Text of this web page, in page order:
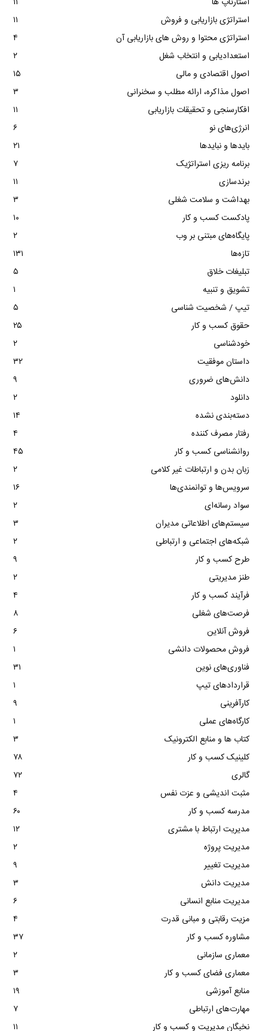
استراتژی بازاریابی و فروش
۱۱
استراتژی محتوا و روش های بازاریابی آن
۴
استعدادیابی و انتخاب شغل
۲
اصول اقتصادی و مالی
۱۵
اصول مذاکره، ارائه مطلب و سخنرانی
۳
افکارسنجی و تحقیقات بازاریابی
۱۱
انرژی‌های نو
۶
بایدها و نبایدها
۲۱
برنامه ریزی استراتژیک
۷
برندسازی
۱۱
بهداشت و سلامت شغلی
۳
پادکست کسب و کار
۱۰
پایگاه‌های مبتنی بر وب
۲
تازه‌ها
۱۳۱
تبلیغات خلاق
۵
تشویق و تنبیه
۱
تیپ / شخصیت شناسی
۵
حقوق کسب و کار
۲۵
خودشناسی
۲
داستان موفقیت
۳۲
دانش‌های ضروری
۹
دانلود
۲
دسته‌بندی نشده
۱۴
رفتار مصرف کننده
۴
روانشناسی کسب و کار
۴۵
زبان بدن و ارتباطات غیر کلامی
۲
سرویس‌ها و توانمندی‌ها
۱۶
سواد رسانه‌ای
۲
سیستم‌های اطلاعاتی مدیران
۳
شبکه‌های اجتماعی و ارتباطی
۲
طرح کسب و کار
۹
طنز مدیریتی
۲
فرآیند کسب و کار
۴
فرصت‌های شغلی
۸
فروش آنلاین
۶
فروش محصولات دانشی
۱
فناوری‌های نوین
۳۱
قراردادهای تیپ
۱
کارآفرینی
۹
کارگاه‌های عملی
۱
کتاب ها و منابع الکترونیک
۳
کلینیک کسب و کار
۷۸
گالری
۷۲
مثبت اندیشی و عزت نفس
۴
مدرسه کسب و کار
۶۰
مدیریت ارتباط با مشتری
۱۲
مدیریت پروژه
۲
مدیریت تغییر
۹
مدیریت دانش
۳
مدیریت منابع انسانی
۶
مزیت رقابتی و مبانی قدرت
۴
مشاوره کسب و کار
۳۷
معماری سازمانی
۲
معماری فضای کسب و کار
۳
منابع آموزشی
۱۹
مهارت‌های ارتباطی
۷
نخبگان مدیریت و کسب و کار
۱۱